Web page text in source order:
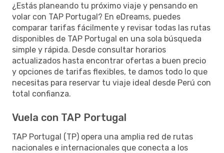
¿Estás planeando tu próximo viaje y pensando en
volar con TAP Portugal? En eDreams, puedes
comparar tarifas fácilmente y revisar todas las rutas
disponibles de TAP Portugal en una sola búsqueda
simple y rápida. Desde consultar horarios
actualizados hasta encontrar ofertas a buen precio
y opciones de tarifas flexibles, te damos todo lo que
necesitas para reservar tu viaje ideal desde Perú con
total confianza.
Vuela con TAP Portugal
TAP Portugal (TP) opera una amplia red de rutas
nacionales e internacionales que conecta a los